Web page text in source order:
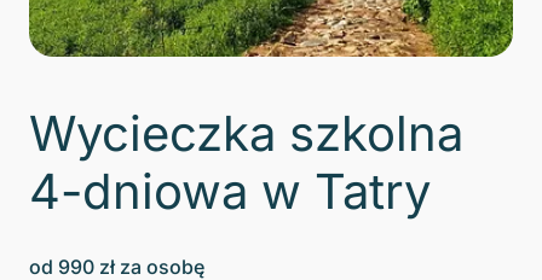
Wycieczka szkolna
4-dniowa w Tatry
od 990 zł za osobę